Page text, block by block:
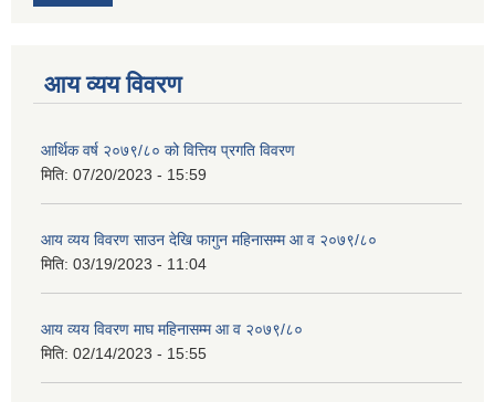
आय व्यय विवरण
आर्थिक वर्ष २०७९/८० को वित्तिय प्रगति विवरण
मिति: 07/20/2023 - 15:59
आय व्यय विवरण साउन देखि फागुन महिनासम्म आ व २०७९/८०
मिति: 03/19/2023 - 11:04
आय व्यय विवरण माघ महिनासम्म आ व २०७९/८०
मिति: 02/14/2023 - 15:55